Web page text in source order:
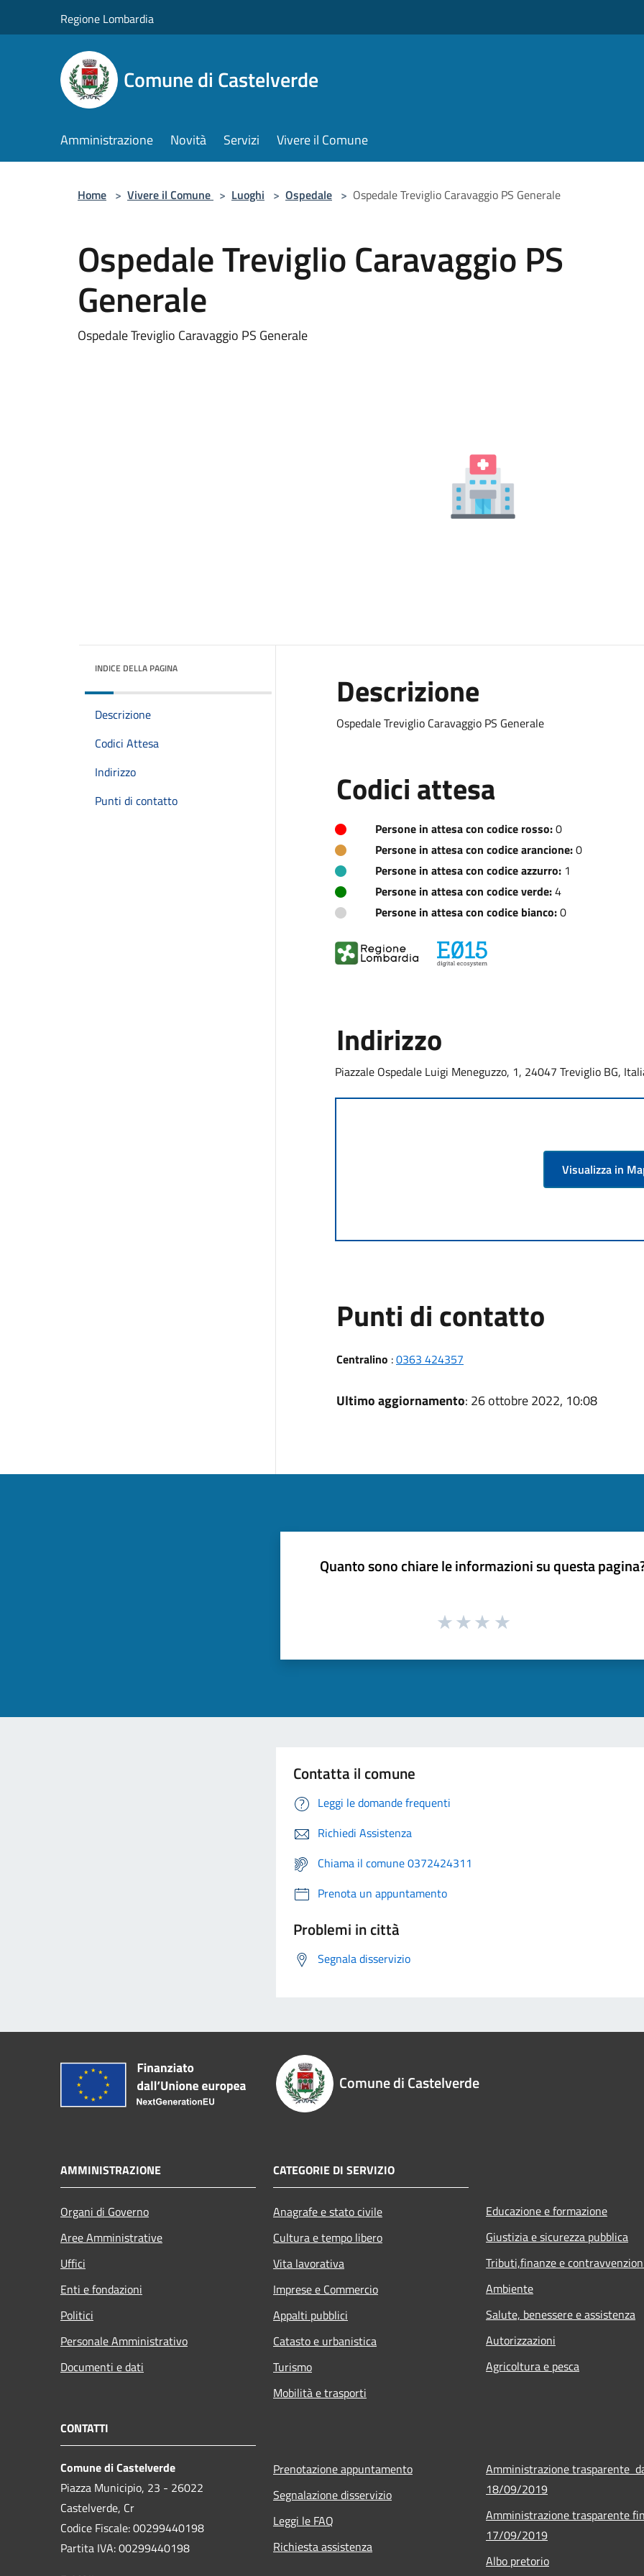
Regione Lombardia
Comune di Castelverde
Amministrazione Novità Servizi Vivere il Comune
Home > Vivere il Comune > Luoghi > Ospedale > Ospedale Treviglio Caravaggio PS Generale
Ospedale Treviglio Caravaggio PS
Generale
Ospedale Treviglio Caravaggio PS Generale
INDICE DELLA PAGINA
Descrizione
Codici Attesa
Indirizzo
Punti di contatto
Descrizione
Ospedale Treviglio Caravaggio PS Generale
Codici attesa
Persone in attesa con codice rosso:0
Persone in attesa con codice arancione:0
Persone in attesa con codice azzurro:1
Persone in attesa con codice verde:4
Persone in attesa con codice bianco:0
Indirizzo
Piazzale Ospedale Luigi Meneguzzo, 1, 24047 Treviglio BG,
Visualizza in
Punti di contatto
Centralino :0363 424357
Ultimo aggiornamento: 26 ottobre 2022, 10:08
Quanto sono chiare le informazioni su questa
Contatta il comune
Leggi le domande frequenti
Richiedi Assistenza
Chiama il comune 0372424311
Prenota un appuntamento
Problemi in città
Segnala disservizio
Comune di Castelverde
AMMINISTRAZIONE
Organi di Governo
Aree Amministrative
Uffici
Enti e fondazioni
Politici
Personale Amministrativo
Documenti e dati
CATEGORIE DI SERVIZIO
Anagrafe e stato civile
Cultura e tempo libero
Vita lavorativa
Imprese e Commercio
Appalti pubblici
Catasto e urbanistica
Turismo
Mobilità e trasporti
Educazione e formazione
Giustizia e sicurezza pubblica
Tributi,finanze e
Ambiente
Salute, benessere e assistenza
Autorizzazioni
Agricoltura e pesca
CONTATTI
Comune di Castelverde
Piazza Municipio, 23 - 26022
Castelverde, Cr
Codice Fiscale: 00299440198
Partita IVA: 00299440198
Prenotazione appuntamento
Segnalazione disservizio
Leggi le FAQ
Richiesta assistenza
Amministrazione trasparente
18/09/2019
Amministrazione trasparente
17/09/2019
Albo pretorio